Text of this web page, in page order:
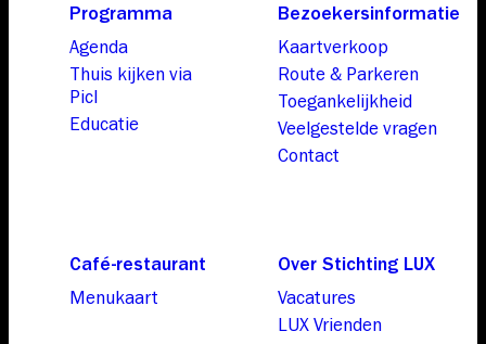
Programma
Agenda
Thuis kijken via
Picl
Educatie
Bezoekersinformatie
Kaartverkoop
Route & Parkeren
Toegankelijkheid
Veelgestelde vragen
Contact
Café-restaurant
Menukaart
Over Stichting LUX
Vacatures
LUX Vrienden